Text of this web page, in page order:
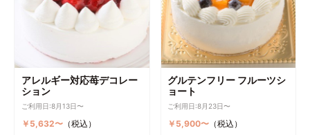
アレルギー対応苺デコレー
ション
ご利用日:8月13日〜
￥5,632〜（税込）
グルテンフリー フルーツシ
ョート
ご利用日:8月23日〜
￥5,900〜 （税込）